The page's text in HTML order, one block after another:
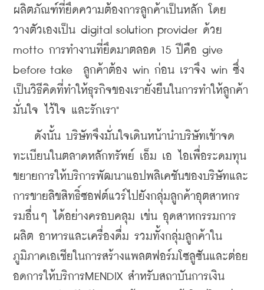
ผลิตภัณฑ์ที่ยึดความต้องการลูกค้าเป็นหลัก โดย
วางตัวเองเป็น digital solution provider ด้วย
motto การทำงานที่ยึดมาตลอด 15 ปีคือ give
before take  ลูกค้าต้อง win ก่อน เราจึง win ซึ่ง
เป็นวิธีคิดที่ทำให้ธุรกิจของเรายั่งยืนในการทำให้ลูกค้า
มั่นใจ ไว้ใจ และรักเรา"
ดังนั้น บริษัทจึงมั่นใจเดินหน้านำบริษัทเข้าจด
ทะเบียนในตลาดหลักทรัพย์ เอ็ม เอ ไอเพื่อระดมทุน
ขยายการให้บริการพัฒนาแอปพลิเคชันของบริษัทและ
การขายลิขสิทธิ์ซอฟต์แวร์ไปยังกลุ่มลูกค้าอุตสาหกร
รมอื่นๆ ได้อย่างครอบคลุม เข่น อุดสาหกรรมการ
ผลิต อาหารและเครื่องดื่ม รวมทั้งกลุ่มลูกค้าใน
ภูมิภาคเอเชียในการสร้างแพลตฟอร์มโซลูซันและต่อย
อดการให้บริการMENDIX สำหรับสถาบันการเงิน